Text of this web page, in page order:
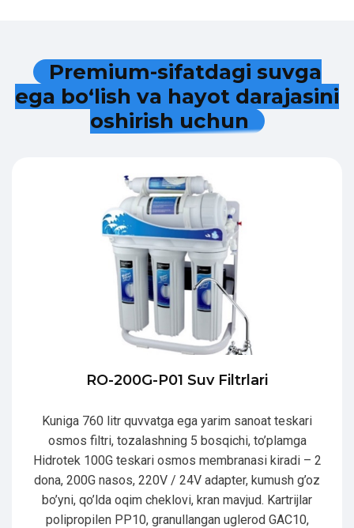
Premium-sifatdagi suvga
ega bo‘lish va hayot darajasini
oshirish uchun
RO-200G-P01 Suv Filtrlari
Kuniga 760 litr quvvatga ega yarim sanoat teskari
osmos filtri, tozalashning 5 bosqichi, to’plamga
Hidrotek 100G teskari osmos membranasi kiradi – 2
dona, 200G nasos, 220V / 24V adapter, kumush g’oz
bo’yni, qo’lda oqim cheklovi, kran mavjud. Kartrijlar
polipropilen PP10, granullangan uglerod GAC10,